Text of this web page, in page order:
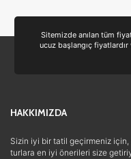
Sağlık ve Güzellik(3)
Sitemizde anılan tüm
ucuz başlangıç
HAKKIMIZDA
Sizin iyi bir tatil geçirmeniz
turlara en iyi önerileri size